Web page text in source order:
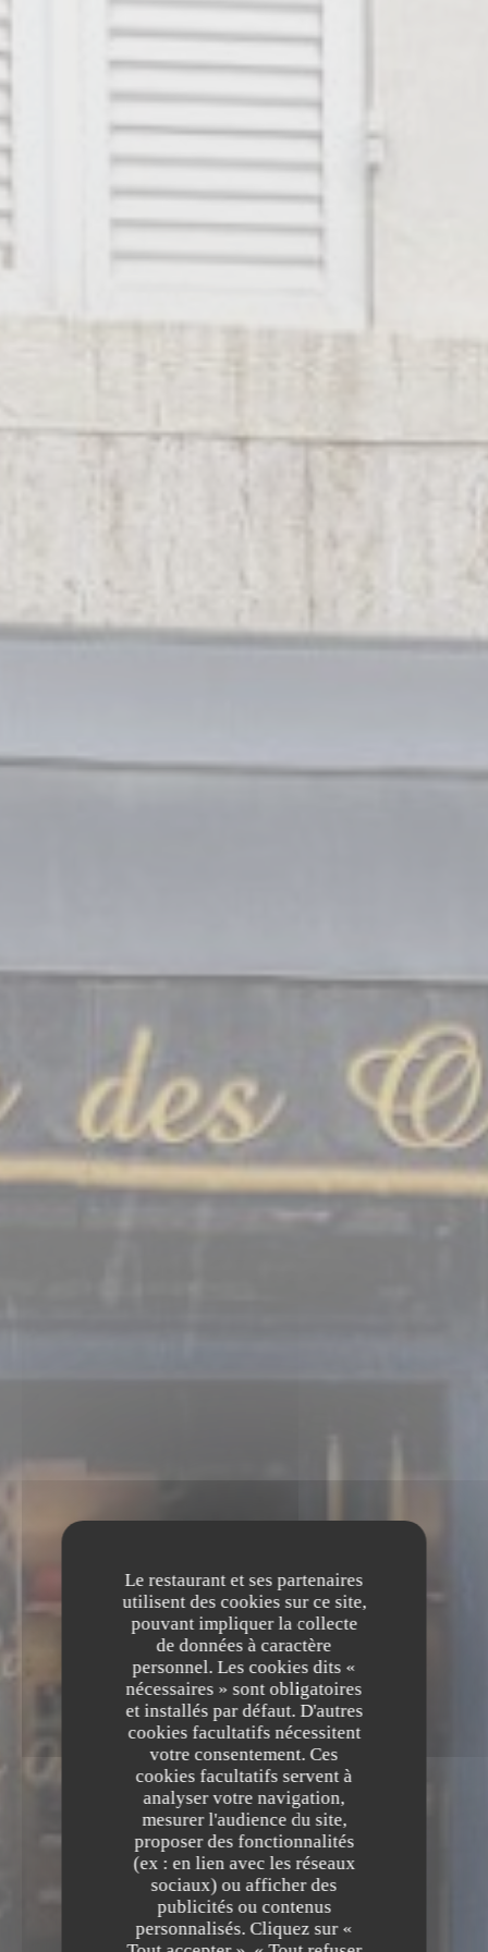
Le restaurant et ses partenaires
utilisent des cookies sur ce site,
pouvant impliquer la collecte
de données à caractère
personnel. Les cookies dits «
nécessaires » sont obligatoires
et installés par défaut. D'autres
cookies facultatifs nécessitent
votre consentement. Ces
cookies facultatifs servent à
analyser votre navigation,
mesurer l'audience du site,
proposer des fonctionnalités
(ex : en lien avec les réseaux
sociaux) ou afficher des
publicités ou contenus
personnalisés. Cliquez sur «
La Table des Oliviers